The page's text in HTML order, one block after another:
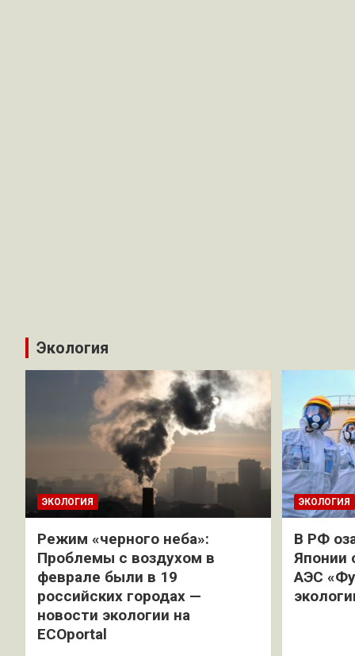
Экология
ЭКОЛОГИЯ
Режим «черного неба»:
Проблемы с воздухом в
феврале были в 19
российских городах —
новости экологии на
ECOportal
ЭКОЛОГИЯ
В РФ
Японии
АЭС